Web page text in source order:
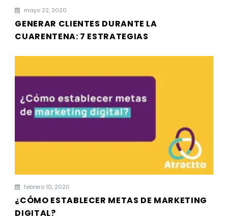
mayo 22, 2020
GENERAR CLIENTES DURANTE LA
CUARENTENA: 7 ESTRATEGIAS
febrero 10, 2020
¿CÓMO ESTABLECER METAS DE MARKETING
DIGITAL?